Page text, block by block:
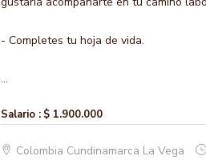
- Completes tu hoja de vida.
...
Salario : $ 1.900.000
Colombia Cundinamarca La Vega